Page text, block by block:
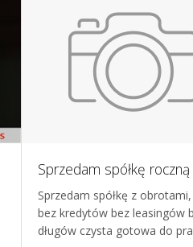
Sprzedam spółkę z
bez kredytów bez leasingów
długów czysta gotowa do